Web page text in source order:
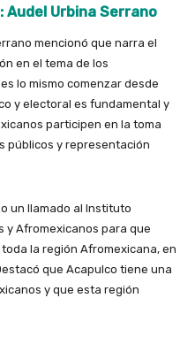
Audel Urbina Serrano
mencionó que narra el
en el tema de los
lo mismo comenzar desde
y electoral es fundamental y
participen en la toma
públicos y representación
un llamado al Instituto
y Afromexicanos para que
la región Afromexicana, en
que Acapulco tiene una
y que esta región